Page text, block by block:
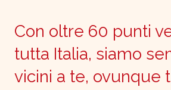
Con oltre 60 punti
tutta Italia, siamo
vicini a te, ovunque